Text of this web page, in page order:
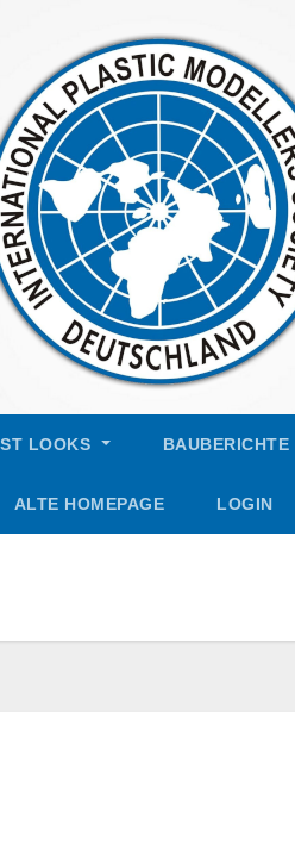
LOOKS BAUBERICHTE
ALTE HOMEPAGE LOGIN